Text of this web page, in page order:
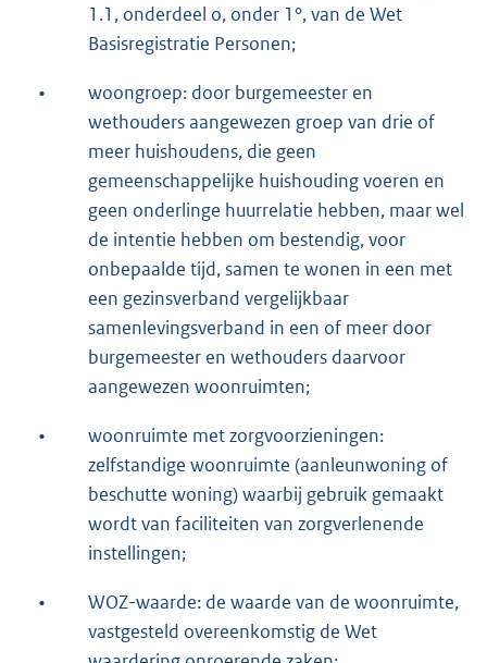
1.1, onderdeel o, onder 1°, van de Wet
Basisregistratie Personen;
•
woongroep: door burgemeester en
wethouders aangewezen groep van drie of
meer huishoudens, die geen
gemeenschappelijke huishouding voeren en
geen onderlinge huurrelatie hebben, maar wel
de intentie hebben om bestendig, voor
onbepaalde tijd, samen te wonen in een met
een gezinsverband vergelijkbaar
samenlevingsverband in een of meer door
burgemeester en wethouders daarvoor
aangewezen woonruimten;
•
woonruimte met zorgvoorzieningen:
zelfstandige woonruimte (aanleunwoning of
beschutte woning) waarbij gebruik gemaakt
wordt van faciliteiten van zorgverlenende
instellingen;
•
WOZ-waarde: de waarde van de woonruimte,
vastgesteld overeenkomstig de Wet